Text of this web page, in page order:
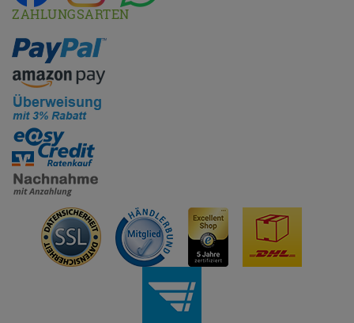
ZAHLUNGSARTEN